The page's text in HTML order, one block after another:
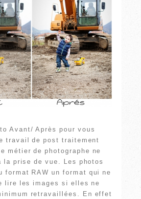
Avant/ Après pour vous
travail de post traitement
métier de photographe ne
la prise de vue. Les photos
format RAW un format qui ne
lire les images si elles ne
retravaillées. En effet